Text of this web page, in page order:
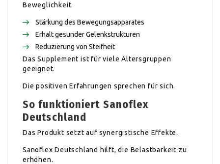
Beweglichkeit.
Stärkung des Bewegungsapparates
Erhalt gesunder Gelenkstrukturen
Reduzierung von Steifheit
Das Supplement ist für viele Altersgruppen
geeignet.
Die positiven Erfahrungen sprechen für sich.
So funktioniert Sanoflex
Deutschland
Das Produkt setzt auf synergistische Effekte.
Sanoflex Deutschland hilft, die Belastbarkeit zu
erhöhen.